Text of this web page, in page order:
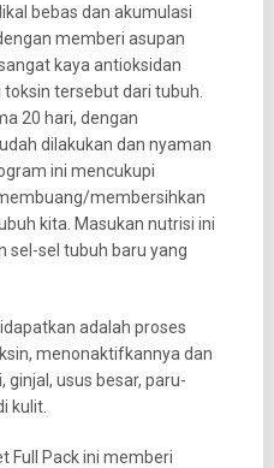
bebas dan akumulasi
memberi asupan
kaya antioksidan
tersebut dari tubuh.
20 hari, dengan
dilakukan dan nyaman
ini mencukupi
membersihkan
kita. Masukan nutrisi ini
sel-sel tubuh baru yang
adalah proses
menonaktifkannya dan
usus besar, paru-
kulit.
Full Pack ini memberi